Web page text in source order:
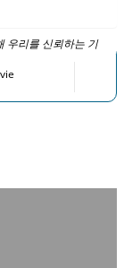
우리를 신뢰하는 기